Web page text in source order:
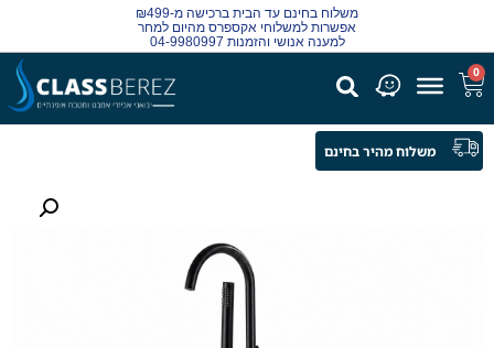
משלוח בחינם עד הבית ברכישה מ-₪499
אפשרות למשלוחי אקספרס מהיום למחר
למענה אנושי והזמנות 04-9980997
0
משלוח מהיר בחינם